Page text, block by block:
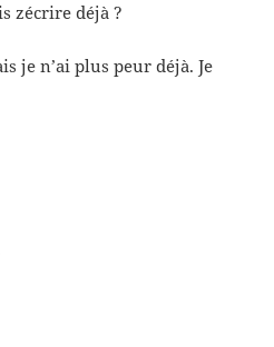
zécrire déjà ?
je n’ai plus peur déjà. Je